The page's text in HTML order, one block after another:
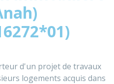
d'un projet de travaux
logements acquis dans